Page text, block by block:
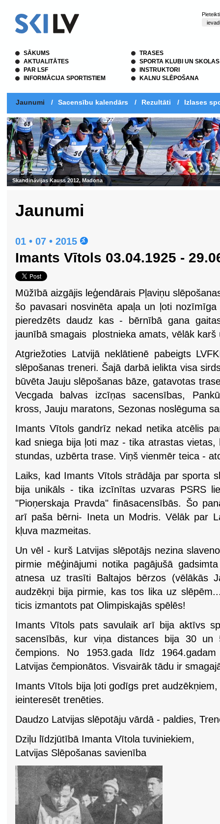
SĀKUMS
AKTUALITĀTES
PAR LSF
INFORMĀCIJA SPORTISTIEM
TRASES
SPORTA KLUBI UN SKOLAS
INSTRUKTORI
KALNU SLĒPOŠANA
Jaunumi / Sacensību kalendārs / Rezultāti / Izlases
Skandināvijas Kauss 2012, Madona
Jaunumi
01 • 07 • 2015
Imants Vītols 03.04.1925 -
Mūžībā aizgājis leģendārais Pļaviņu
šo pavasari nosvinēta apaļa un ļoti
pieredzēts daudz kas - bērnībā gana
jaunībā smagais plostnieka amats, vēlāk karš
Atgriežoties Latvijā neklātienē pabeigts
slēpošanas treneri. Šajā darbā ielikta visa
būvēta Jauju slēpošanas bāze, gatavotas
Vecgada balvas izcīņas sacensības,
kross, Jauju maratons, Sezonas noslēguma
Imants Vītols gandrīz nekad netika atcēlis
kad sniega bija ļoti maz - tika atrastas
stundas, uzbērta trase. Viņš vienmēr teica -
Laiks, kad Imants Vītols strādāja par sporta
bija unikāls - tika izcīnītas uzvaras PSRS
"Pioņerskaja Pravda" fināsacensībās. Šo
arī paša bērni- Ineta un Modris. Vēlāk par
kļuva mazmeitas.
Un vēl - kurš Latvijas slēpotājs nezina
pirmie mēģinājumi notika pagājušā
atnesa uz trasīti Baltajos bērzos (vēlākās
audzēkņi bija pirmie, kas tos lika uz
ticis izmantots pat Olimpiskajās spēlēs!
Imants Vītols pats savulaik arī bija aktīvs
sacensībās, kur viņa distances bija 30 un
čempions. No 1953.gada līdz
Latvijas čempionātos. Visvairāk tādu ir
Imants Vītols bija ļoti godīgs pret
ieinteresēt trenēties.
Daudzo Latvijas slēpotāju vārdā - paldies,
Dziļu līdzjūtībā Imanta Vītola tuviniekiem,
Latvijas Slēpošanas savienība